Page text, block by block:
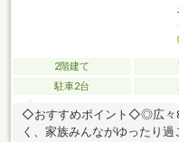
2階建て
駐車2台
◇おすすめポイント◇◎広々
く、家族みんながゆったり